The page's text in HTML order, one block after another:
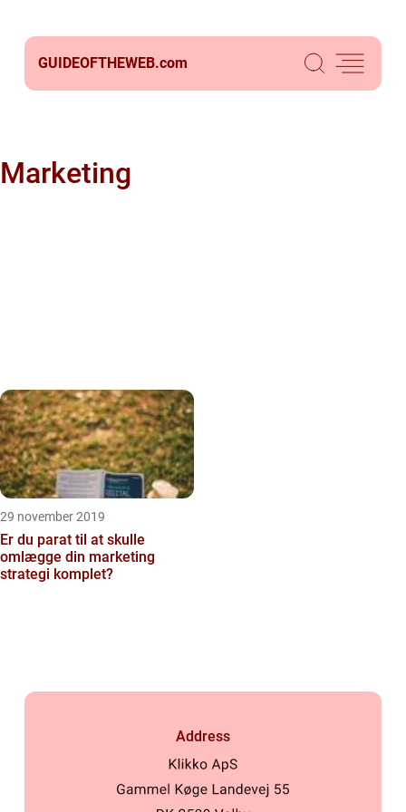
GUIDEOFTHEWEB.com
Marketing
29 november 2019
Er du parat til at skulle
omlægge din marketing
strategi komplet?
Address